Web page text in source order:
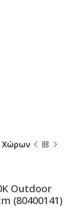
Χώρων
Outdoor
(80400141)